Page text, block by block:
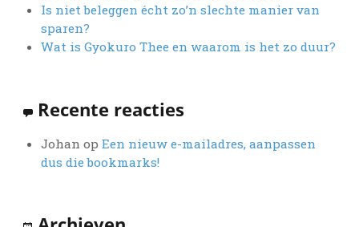
Is niet beleggen écht zo’n slechte manier van
sparen?
Wat is Gyokuro Thee en waarom is het zo duur?
Recente reacties
Johan op Een nieuw e-mailadres, aanpassen
dus die bookmarks!